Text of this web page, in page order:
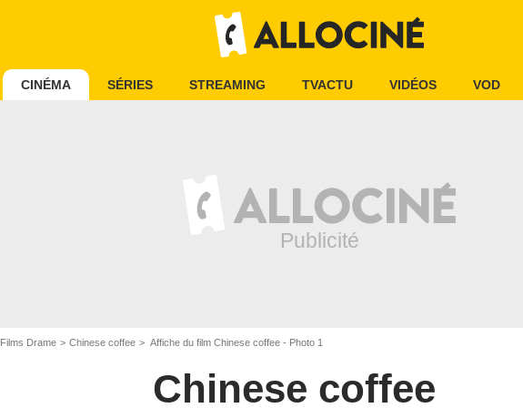
CINÉMA SÉRIES STREAMING TVACTU VIDÉOS VOD
Films Drame Chinese coffee Affiche du film Chinese coffee - Photo 1
Chinese coffee